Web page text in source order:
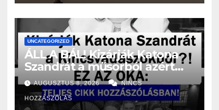
UNCATEGORIZED
ÁLL A BÁL! Kizárják Katona
Szandrát a műsorból azért
amit tett?! – EZ AZ OKA:
AUGUSZTUS 8, 2026 NINCS
HOZZÁSZÓLÁS